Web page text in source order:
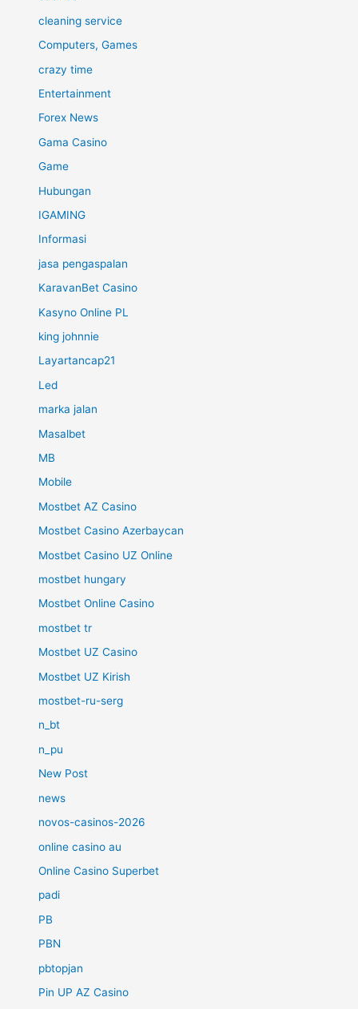
cleaning service
Computers, Games
crazy time
Entertainment
Forex News
Gama Casino
Game
Hubungan
IGAMING
Informasi
jasa pengaspalan
KaravanBet Casino
Kasyno Online PL
king johnnie
Layartancap21
Led
marka jalan
Masalbet
MB
Mobile
Mostbet AZ Casino
Mostbet Casino Azerbaycan
Mostbet Casino UZ Online
mostbet hungary
Mostbet Online Casino
mostbet tr
Mostbet UZ Casino
Mostbet UZ Kirish
mostbet-ru-serg
n_bt
n_pu
New Post
news
novos-casinos-2026
online casino au
Online Casino Superbet
padi
PB
PBN
pbtopjan
Pin UP AZ Casino